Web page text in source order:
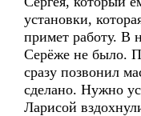
установки,
примет работу. В
Серёже не было.
сразу позвонил
сделано. Нужно
Ларисой